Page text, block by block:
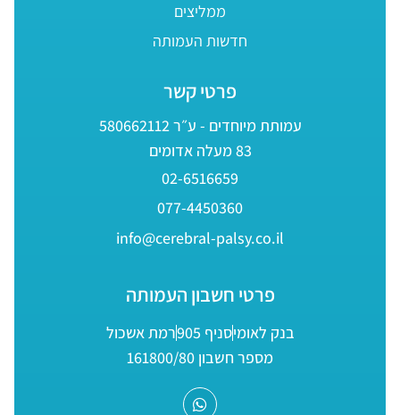
ממליצים
חדשות העמותה
פרטי קשר
עמותת מיוחדים - ע״ר 580662112
83 מעלה אדומים
02-6516659
077-4450360
info@cerebral-palsy.co.il
פרטי חשבון העמותה
בנק לאומיסניף 905
רמת אשכול
מספר חשבון 161800/80